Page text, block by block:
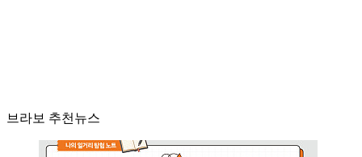
브라보 추천뉴스